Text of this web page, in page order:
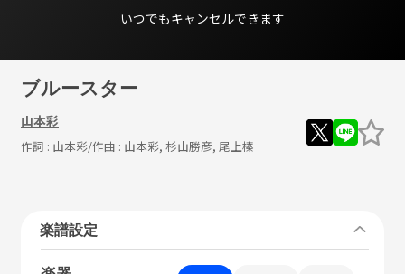
いつでもキャンセルできます
ブルースター
山本彩
作詞 : 山本彩/作曲 : 山本彩, 杉山勝彦, 尾上榛
楽譜設定